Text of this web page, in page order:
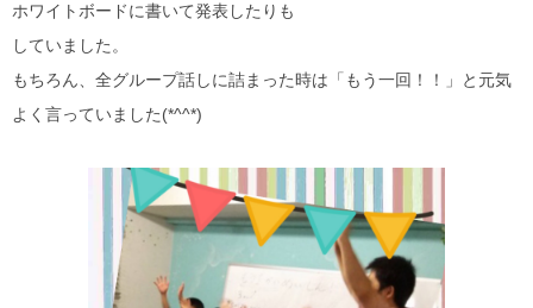
ホワイトボードに書いて発表したりも
していました。
もちろん、全グループ話しに詰まった時は「もう一回！！」と元気
よく言っていました(*^^*)